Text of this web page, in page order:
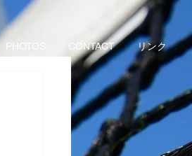
PHOTOS CONTACT リンク